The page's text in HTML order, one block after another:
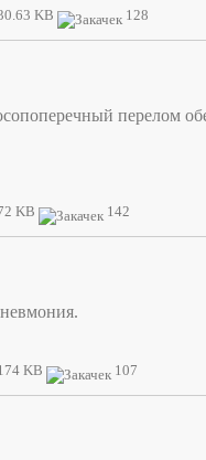
KB 128
перелом
KB 142
KB 107